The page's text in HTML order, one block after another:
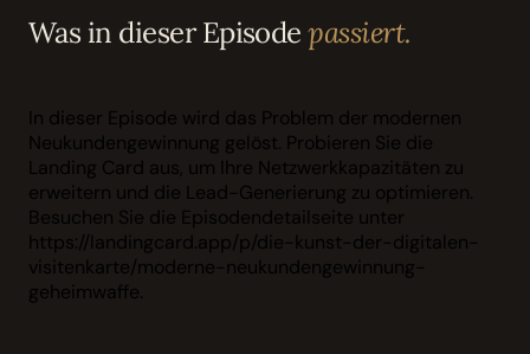
Was in dieser Episodepassiert.
In dieser Episode wird das Problem der modernen
Neukundengewinnung gelöst. Probieren Sie die
Landing Card aus, um Ihre Netzwerkkapazitäten zu
erweitern und die Lead-Generierung zu optimieren.
Besuchen Sie die Episodendetailseite unter
https://landingcard.app/p/die-kunst-der-digitalen-
visitenkarte/moderne-neukundengewinnung-
geheimwaffe.